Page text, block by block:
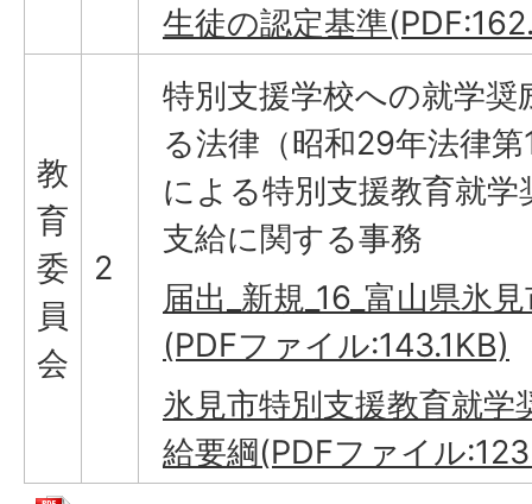
生徒の認定基準
教
育
委
員
会
2
特別支援学校への就学奨
る法律（昭和29年法律
による特別支援教育就学
支給に関する事務
届出_新規_16_富山県氷
(PDFファイル:143.1KB)
氷見市特別支援教育就学
給要綱(PDFファイル